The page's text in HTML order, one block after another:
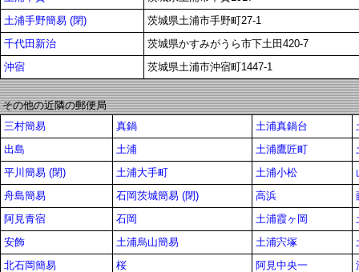
土浦手野簡易 (閉)
茨城県土浦市手野町27-1
千代田新治
茨城県かすみがうら市下土田420-7
沖宿
茨城県土浦市沖宿町1447-1
その他の近隣の郵便局
三村簡易
真鍋 土浦真鍋台
出島
土浦 土浦鷹匠町
平川簡易 (閉)
土浦大手町 土浦小松
舟島簡易
石岡茨城簡易 (閉) 高浜
阿見青宿
石岡 土浦霞ヶ岡
安飾
土浦烏山簡易 土浦宍塚
北石岡簡易
桜 阿見中央一